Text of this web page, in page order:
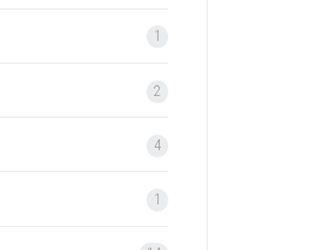
1
2
4
1